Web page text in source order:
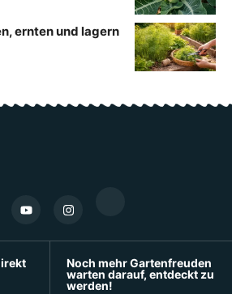
ernten und lagern
Noch mehr Gartenfreuden
warten darauf, entdeckt zu
werden!